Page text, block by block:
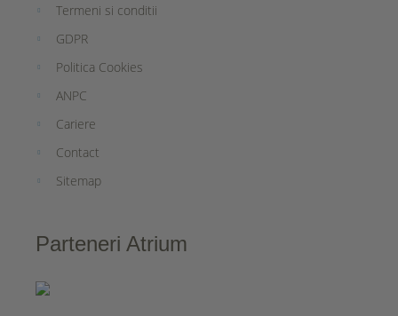
Termeni si conditii
GDPR
Politica Cookies
ANPC
Cariere
Contact
Sitemap
Parteneri Atrium